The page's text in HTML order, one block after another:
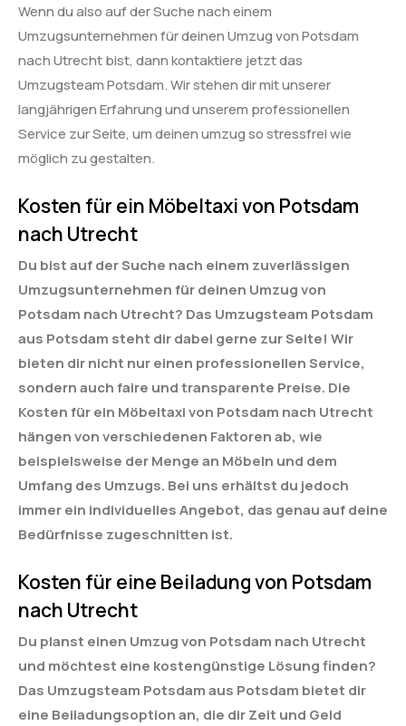
Wenn du also auf der Suche nach einem
Umzugsunternehmen für deinen Umzug von Potsdam
nach Utrecht bist, dann kontaktiere jetzt das
Umzugsteam Potsdam. Wir stehen dir mit unserer
langjährigen Erfahrung und unserem professionellen
Service zur Seite, um deinen umzug so stressfrei wie
möglich zu gestalten.
Kosten für ein Möbeltaxi von Potsdam
nach Utrecht
Du bist auf der Suche nach einem zuverlässigen
Umzugsunternehmen für deinen Umzug von
Potsdam nach Utrecht? Das Umzugsteam Potsdam
aus Potsdam steht dir dabei gerne zur Seite! Wir
bieten dir nicht nur einen professionellen Service,
sondern auch faire und transparente Preise. Die
Kosten für ein Möbeltaxi von Potsdam nach Utrecht
hängen von verschiedenen Faktoren ab, wie
beispielsweise der Menge an Möbeln und dem
Umfang des Umzugs. Bei uns erhältst du jedoch
immer ein individuelles Angebot, das genau auf deine
Bedürfnisse zugeschnitten ist.
Kosten für eine Beiladung von Potsdam
nach Utrecht
Du planst einen Umzug von Potsdam nach Utrecht
und möchtest eine kostengünstige Lösung finden?
Das Umzugsteam Potsdam aus Potsdam bietet dir
eine Beiladungsoption an, die dir Zeit und Geld